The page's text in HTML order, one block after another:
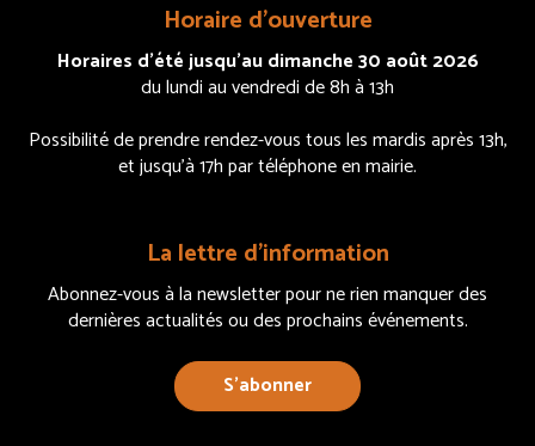
Horaire d’ouverture
Horaires d’été jusqu’au dimanche 30 août 2026
du lundi au vendredi de 8h à 13h
Possibilité de prendre rendez-vous tous les mardis après 13h,
et jusqu’à 17h par téléphone en mairie.
La lettre d’information
Abonnez-vous à la newsletter pour ne rien manquer des
dernières actualités ou des prochains événements.
S’abonner